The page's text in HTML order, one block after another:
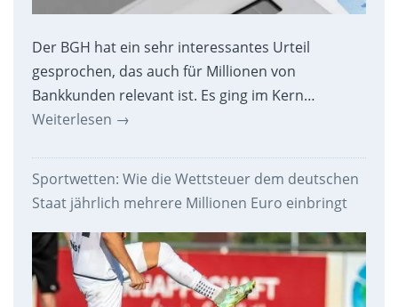
Der BGH hat ein sehr interessantes Urteil
gesprochen, das auch für Millionen von
Bankkunden relevant ist. Es ging im Kern…
Weiterlesen →
Sportwetten: Wie die Wettsteuer dem deutschen
Staat jährlich mehrere Millionen Euro einbringt